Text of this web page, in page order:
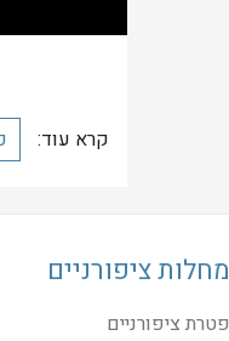
קרא עוד:
מחלות ציפורניים
פטרת ציפורניים